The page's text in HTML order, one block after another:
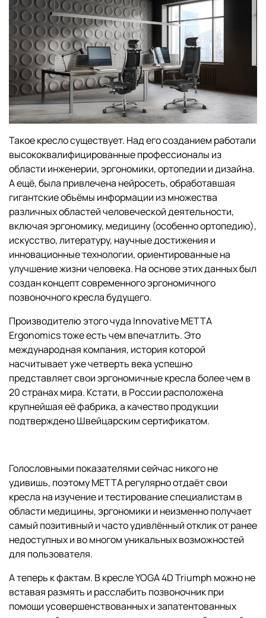
Такое кресло существует. Над его созданием работали
высококвалифицированные профессионалы из
области инженерии, эргономики, ортопедии и дизайна.
А ещё, была привлечена нейросеть, обработавшая
гигантские объёмы информации из множества
различных областей человеческой деятельности,
включая эргономику, медицину (особенно ортопедию),
искусство, литературу, научные достижения и
инновационные технологии, ориентированные на
улучшение жизни человека. На основе этих данных был
создан концепт современного эргономичного
позвоночного кресла будущего.
Производителю этого чуда Innovative МЕТТА
Ergonomics тоже есть чем впечатлить. Это
международная компания, история которой
насчитывает уже четверть века успешно
представляет свои эргономичные кресла более чем в
20 странах мира. Кстати, в России расположена
крупнейшая её фабрика, а качество продукции
подтверждено Швейцарским сертификатом.
Голословными показателями сейчас никого не
удивишь, поэтому МЕТТА регулярно отдаёт свои
кресла на изучение и тестирование специалистам в
области медицины, эргономики и неизменно получает
самый позитивный и часто удивлённый отклик от ранее
недоступных и во многом уникальных возможностей
для пользователя.
А теперь к фактам. В кресле YOGA 4D Triumph можно не
вставая размять и расслабить позвоночник при
помощи усовершенствованных и запатентованных